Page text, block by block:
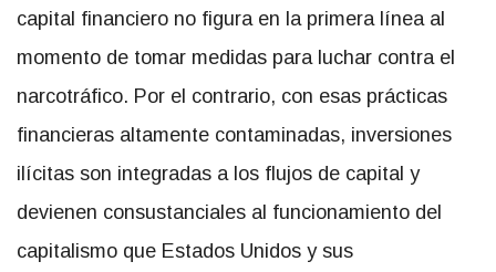
capital financiero no figura en la primera línea al
momento de tomar medidas para luchar contra el
narcotráfico. Por el contrario, con esas prácticas
financieras altamente contaminadas, inversiones
ilícitas son integradas a los flujos de capital y
devienen consustanciales al funcionamiento del
capitalismo que Estados Unidos y sus